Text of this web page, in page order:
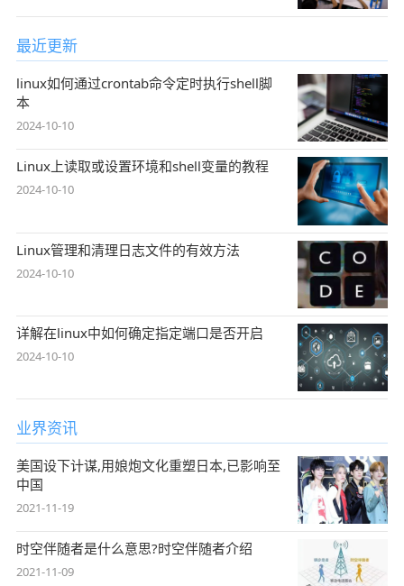
最近更新
linux如何通过crontab命令定时执行shell脚
本
2024-10-10
Linux上读取或设置环境和shell变量的教程
2024-10-10
Linux管理和清理日志文件的有效方法
2024-10-10
详解在linux中如何确定指定端口是否开启
2024-10-10
业界资讯
美国设下计谋,用娘炮文化重塑日本,已影响至
中国
2021-11-19
时空伴随者是什么意思?时空伴随者介绍
2021-11-09